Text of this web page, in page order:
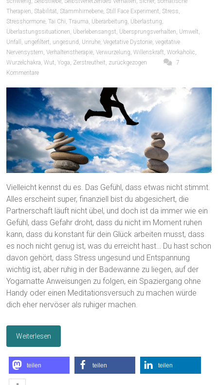
Therapien, Stabilität, Stammhirnebene, Still Face Experiment, Stress,
Stresshormone,Tai Chi,Trauma, Überarbeitung, Überlastung,
Überlastungssituationen, Überlebensangst, Übersprungsverhalten, Umwelt,
Unfall , ungefiltert, ungesund , Unruhe,Vegetative Dystonie,vegetative
Nervensystem,Verhaltenstherapie,Verwurzelung,Willenskraft,Workaholic,
Wurzelchakra,Wut,Yoga, Zerstreutheit, zurückgezogen
7
Kommentare
Vielleicht kennst du es. Das Gefühl, dass etwas nicht stimmt.
Alles erscheint super, finanziell bist du abgesichert, die
Partnerschaft läuft nicht übel, und doch ist da immer wie ein
Gefühl, dass Gefahr droht, dass du nicht im Moment ruhen
kann, dass du konstant für dein Glück arbeiten musst, dass
es noch nicht genug ist, was du erreicht hast… Du hast schon
davon gehört, dass Stress ungesund und Entspannung
wichtig ist, aber ruhig in der Badewanne zu liegen, auf der
Yogamatte Anweisungen zu folgen, ein Spaziergang ohne
Handy oder einen Meditationsversuch zu machen würde
dich eher nervöser als ruhiger machen.
Weiterlesen
teilen teilen teilen